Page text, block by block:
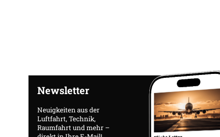
Newsletter
Neuigkeiten aus der
Luftfahrt, Technik,
Raumfahrt und mehr –